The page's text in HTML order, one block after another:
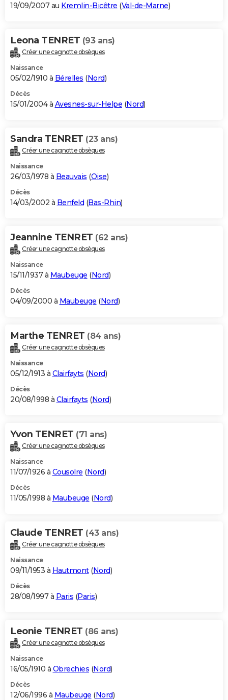
19/09/2007 au Kremlin-Bicêtre (Val-de-Marne)
Leona TENRET (93 ans)
Créer une cagnotte obsèques
Naissance
05/02/1910 à Bérelles (Nord)
Décès
15/01/2004 à Avesnes-sur-Helpe (Nord)
Sandra TENRET (23 ans)
Créer une cagnotte obsèques
Naissance
26/03/1978 à Beauvais (Oise)
Décès
14/03/2002 à Benfeld (Bas-Rhin)
Jeannine TENRET (62 ans)
Créer une cagnotte obsèques
Naissance
15/11/1937 à Maubeuge (Nord)
Décès
04/09/2000 à Maubeuge (Nord)
Marthe TENRET (84 ans)
Créer une cagnotte obsèques
Naissance
05/12/1913 à Clairfayts (Nord)
Décès
20/08/1998 à Clairfayts (Nord)
Yvon TENRET (71 ans)
Créer une cagnotte obsèques
Naissance
11/07/1926 à Cousolre (Nord)
Décès
11/05/1998 à Maubeuge (Nord)
Claude TENRET (43 ans)
Créer une cagnotte obsèques
Naissance
09/11/1953 à Hautmont(Nord)
Décès
28/08/1997 à Paris (Paris)
Leonie TENRET (86 ans)
Créer une cagnotte obsèques
Naissance
16/05/1910 à Obrechies (Nord)
Décès
12/06/1996 à Maubeuge (Nord)